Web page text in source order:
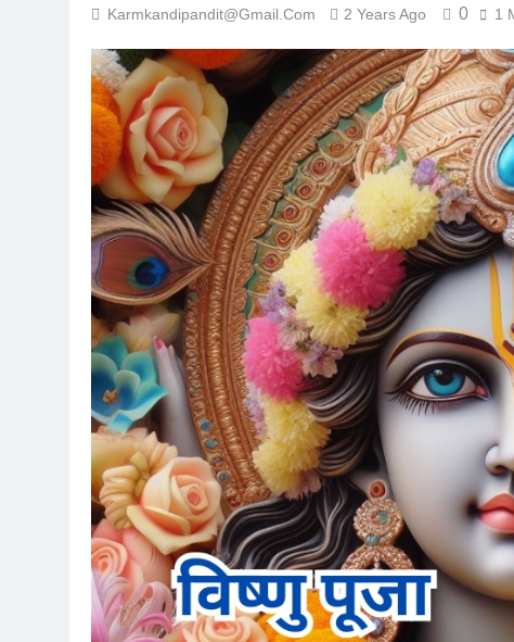
7 Months Ago
Karmkandipandit@gmail.com 2 Years Ago 0 1